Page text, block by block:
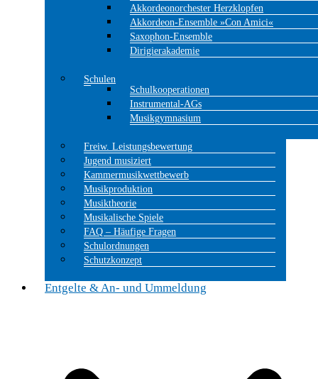
Akkordeonorchester Herzklopfen
Akkordeon-Ensemble »Con Amici«
Saxophon-Ensemble
Dirigierakademie
Schulen
Schulkooperationen
Instrumental-AGs
Musikgymnasium
Freiw. Leistungsbewertung
Jugend musiziert
Kammermusikwettbewerb
Musikproduktion
Musiktheorie
Musikalische Spiele
FAQ – Häufige Fragen
Schulordnungen
Schutzkonzept
Entgelte & An- und Ummeldung